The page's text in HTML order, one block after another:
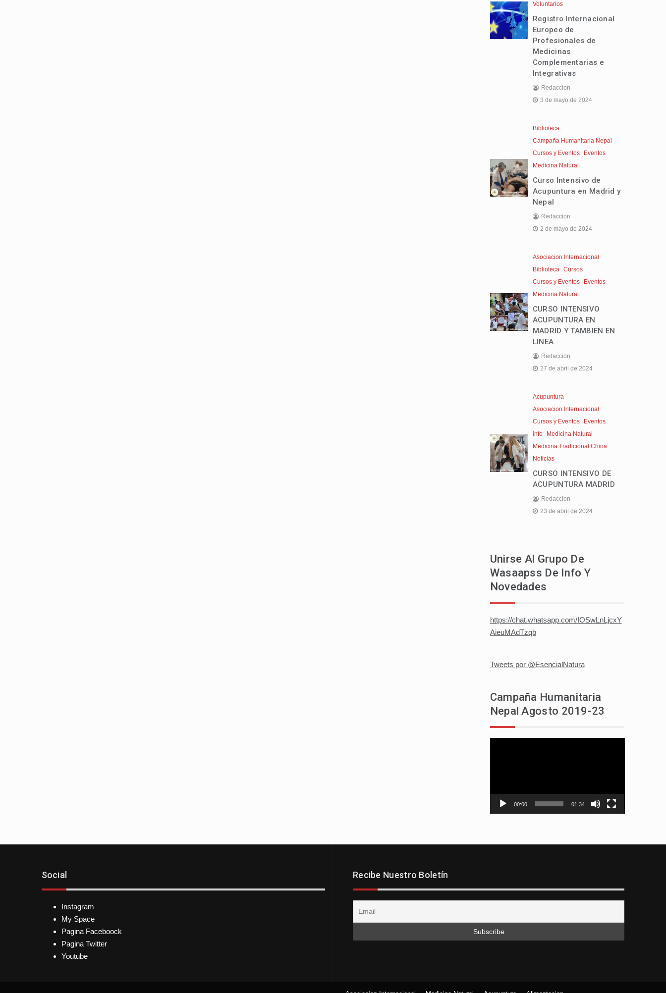
Voluntarios
Registro Internacional
Europeo de
Profesionales de
Medicinas
Complementarias e
Integrativas
Redaccion
3 de mayo de 2024
Biblioteca
Campaña Humanitaria Nepal
Cursos y Eventos
Eventos
Medicina Natural
Curso Intensivo de
Acupuntura en Madrid y
Nepal
Redaccion
2 de mayo de 2024
Asociacion Internacional
Biblioteca Cursos
Cursos y Eventos
Eventos
Medicina Natural
CURSO INTENSIVO
ACUPUNTURA EN
MADRID Y TAMBIEN EN
LINEA
Redaccion
27 de abril de 2024
Acupuntura
Asociacion Internacional
Cursos y Eventos
Eventos
info
Medicina Natural
Medicina Tradicional China
Noticias
CURSO INTENSIVO DE
ACUPUNTURA MADRID
Redaccion
23 de abril de 2024
Unirse Al Grupo De
Wasaapss De Info Y
Novedades
https://chat.whatsapp.com/IOSwLnLjcxY
AieuMAdTzqb
Tweets por @EsencialNatura
Campaña Humanitaria
Nepal Agosto 2019-23
00:00 01:34
Social
Instagram
My Space
Pagina Faceboock
Pagina Twitter
Youtube
Recibe Nuestro Boletín